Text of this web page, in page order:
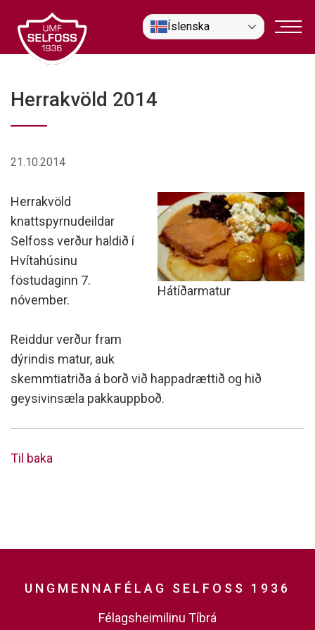
efni
Íslenska
Herrakvöld 2014
21.10.2014
Hátíðarmatur
Herrakvöld
knattspyrnudeildar
Selfoss verður haldið í
Hvítahúsinu
föstudaginn 7.
nóvember.
Reiddur verður fram
dýrindis matur, auk
skemmtiatriða á borð við happadrættið og hið
geysivinsæla pakkauppboð.
Til baka
UNGMENNAFÉLAG SELFOSS 1936
Félagsheimilinu Tíbrá